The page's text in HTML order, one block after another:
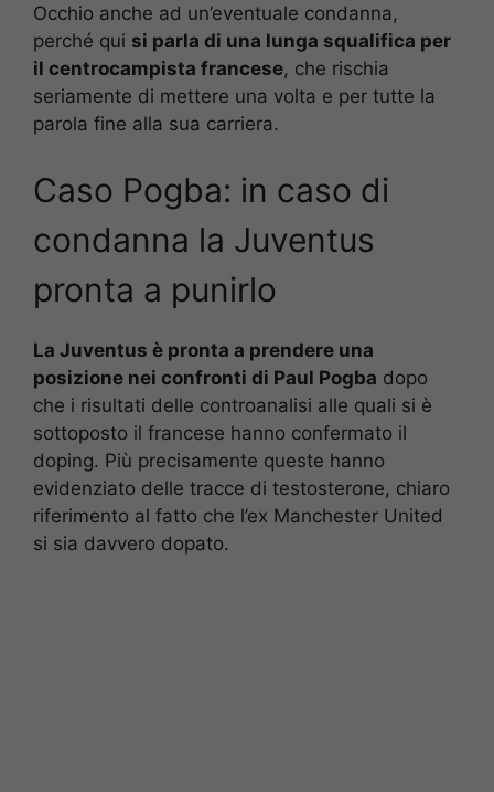
Occhio anche ad un’eventuale condanna,
perché qui si parla di una lunga squalifica per
il centrocampista francese, che rischia
seriamente di mettere una volta e per tutte la
parola fine alla sua carriera.
Caso Pogba: in caso di
condanna la Juventus
pronta a punirlo
La Juventus è pronta a prendere una
posizione nei confronti di Paul Pogba dopo
che i risultati delle controanalisi alle quali si è
sottoposto il francese hanno confermato il
doping. Più precisamente queste hanno
evidenziato delle tracce di testosterone, chiaro
riferimento al fatto che l’ex Manchester United
si sia davvero dopato.